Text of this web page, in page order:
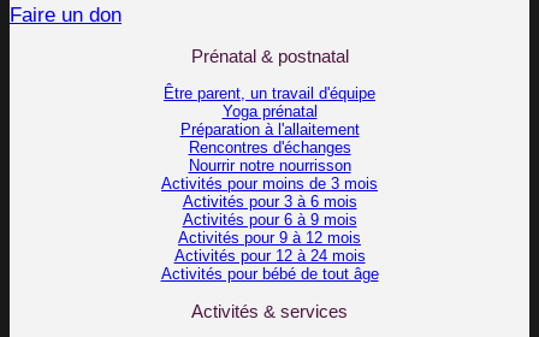
Faire un don
Prénatal & postnatal
Être parent, un travail d'équipe
Yoga prénatal
Préparation à l'allaitement
Rencontres d'échanges
Nourrir notre nourrisson
Activités pour moins de 3 mois
Activités pour 3 à 6 mois
Activités pour 6 à 9 mois
Activités pour 9 à 12 mois
Activités pour 12 à 24 mois
Activités pour bébé de tout âge
Activités & services